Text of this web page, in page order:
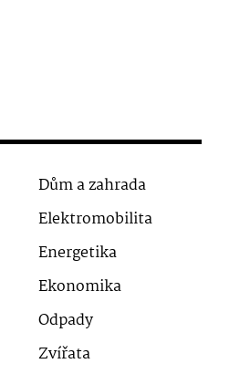
Dům a zahrada
Elektromobilita
Energetika
Ekonomika
Odpady
Zvířata